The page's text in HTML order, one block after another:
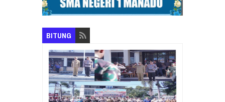
BITUNG